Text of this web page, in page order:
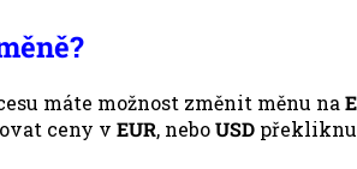
máte možnost změnit měnu na
ceny v EUR, neboUSD